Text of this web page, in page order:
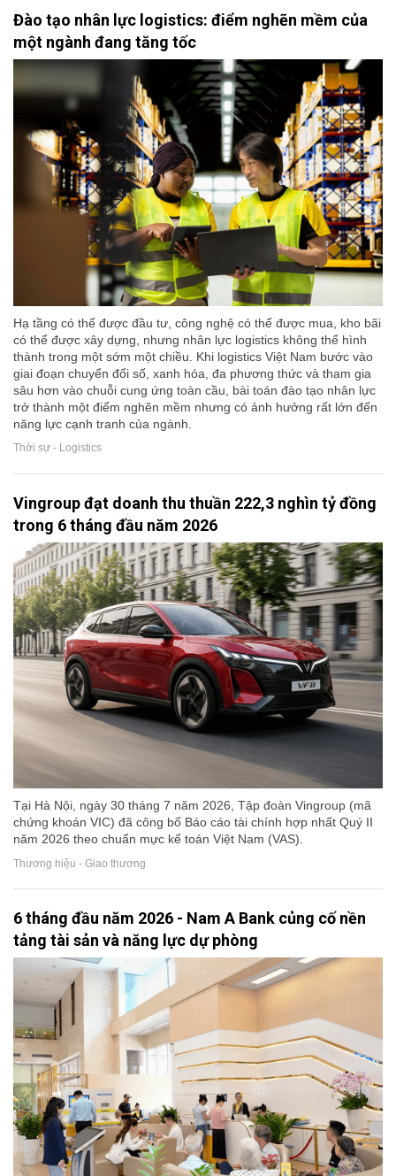
Đào tạo nhân lực logistics: điểm nghẽn mềm của
một ngành đang tăng tốc
Hạ tầng có thể được đầu tư, công nghệ có thể được mua, kho bãi
có thể được xây dựng, nhưng nhân lực logistics không thể hình
thành trong một sớm một chiều. Khi logistics Việt Nam bước vào
giai đoạn chuyển đổi số, xanh hóa, đa phương thức và tham gia
sâu hơn vào chuỗi cung ứng toàn cầu, bài toán đào tạo nhân lực
trở thành một điểm nghẽn mềm nhưng có ảnh hưởng rất lớn đến
năng lực cạnh tranh của ngành.
Thời sự - Logistics
Vingroup đạt doanh thu thuần 222,3 nghìn tỷ đồng
trong 6 tháng đầu năm 2026
Tại Hà Nội, ngày 30 tháng 7 năm 2026, Tập đoàn Vingroup (mã
chứng khoán VIC) đã công bố Báo cáo tài chính hợp nhất Quý II
năm 2026 theo chuẩn mực kế toán Việt Nam (VAS).
Thương hiệu - Giao thương
6 tháng đầu năm 2026 - Nam A Bank củng cố nền
tảng tài sản và năng lực dự phòng